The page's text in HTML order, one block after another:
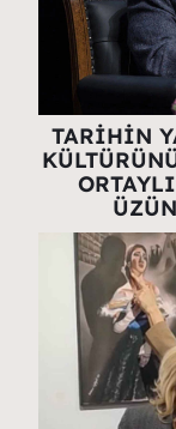
TARİHİN